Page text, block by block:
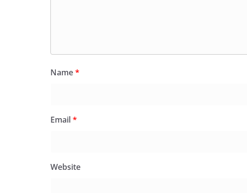
Name*
Email*
Website